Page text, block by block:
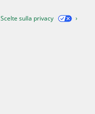
Scelte sulla privacy